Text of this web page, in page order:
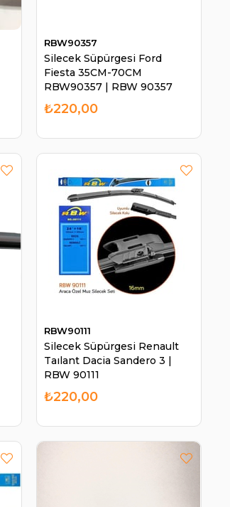
Silecek Süpürgesi Ford
Fiesta 35CM-70CM
RBW90357 | RBW 90357
RBW90357
₺220,00
Silecek Süpürgesi Renault
Taılant Dacia Sandero 3 |
RBW 90111
RBW90111
₺220,00